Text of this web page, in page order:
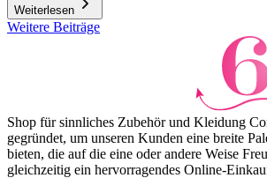
Weiterlesen
Weitere Beiträge
Shop für sinnliches Zubehör und Kleidung
gegründet, um unseren Kunden eine breite
bieten, die auf die eine oder andere Weise
gleichzeitig ein hervorragendes Online-